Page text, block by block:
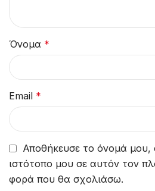
Όνομα *
Email *
Αποθήκευσε το όνομά μου,
ιστότοπο μου σε αυτόν τον
φορά που θα σχολιάσω.